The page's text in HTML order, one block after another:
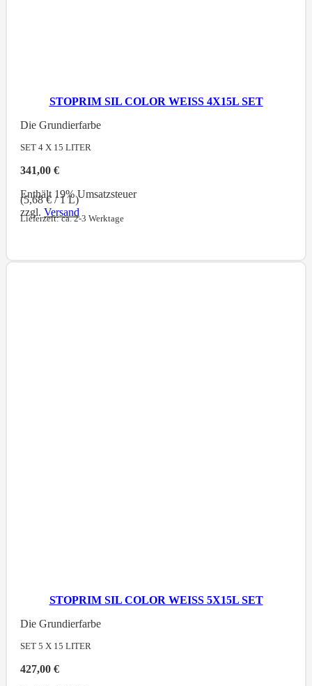
STOPRIM SIL COLOR WEISS 4X15L SET
Die Grundierfarbe
SET 4 X 15 LITER
341,00€
Enthält 19% Umsatzsteuer
(5,68€/ 1 L)
zzgl.Versand
Lieferzeit: ca. 2-3 Werktage
STOPRIM SIL COLOR WEISS 5X15L SET
Die Grundierfarbe
SET 5 X 15 LITER
427,00€